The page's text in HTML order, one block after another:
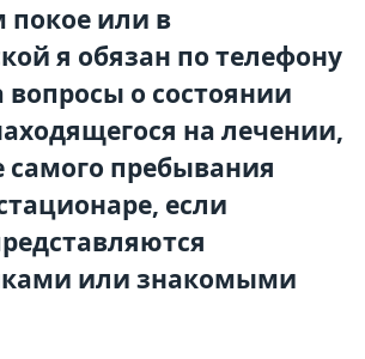
или в
я обязан по телефону
вопросы о состоянии
на лечении,
самого пребывания
если
или знакомыми